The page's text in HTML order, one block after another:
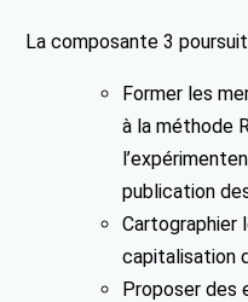
La composante 3
Former les
à la méthode
publication
Cartographier
capitalisation
Proposer des